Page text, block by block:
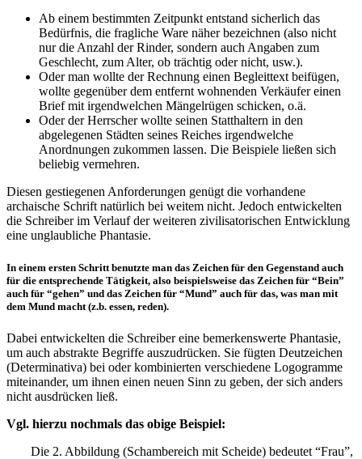
Ab einem bestimmten Zeitpunkt entstand sicherlich das
Bedürfnis, die fragliche Ware näher bezeichnen (also nicht
nur die Anzahl der Rinder, sondern auch Angaben zum
Geschlecht, zum Alter, ob trächtig oder nicht, usw.).
Oder man wollte der Rechnung einen Begleittext beifügen,
wollte gegenüber dem entfernt wohnenden Verkäufer einen
Brief mit irgendwelchen Mängelrügen schicken, o.ä.
Oder der Herrscher wollte seinen Statthaltern in den
abgelegenen Städten seines Reiches irgendwelche
Anordnungen zukommen lassen. Die Beispiele ließen sich
beliebig vermehren.
Diesen gestiegenen Anforderungen genügt die vorhandene
archaische Schrift natürlich bei weitem nicht. Jedoch entwickelten
die Schreiber im Verlauf der weiteren zivilisatorischen Entwicklung
eine unglaubliche Phantasie.
In einem ersten Schritt benutzte man das Zeichen für den Gegenstand auch
für die entsprechende Tätigkeit, also beispielsweise das Zeichen für “Bein”
auch für “gehen” und das Zeichen für “Mund” auch für das, was man mit
dem Mund macht (z.b. essen, reden).
Dabei entwickelten die Schreiber eine bemerkenswerte Phantasie,
um auch abstrakte Begriffe auszudrücken. Sie fügten Deutzeichen
(Determinativa) bei oder kombinierten verschiedene Logogramme
miteinander, um ihnen einen neuen Sinn zu geben, der sich anders
nicht ausdrücken ließ.
Vgl. hierzu nochmals das obige Beispiel:
Die 2. Abbildung (Schambereich mit Scheide) bedeutet “Frau”,